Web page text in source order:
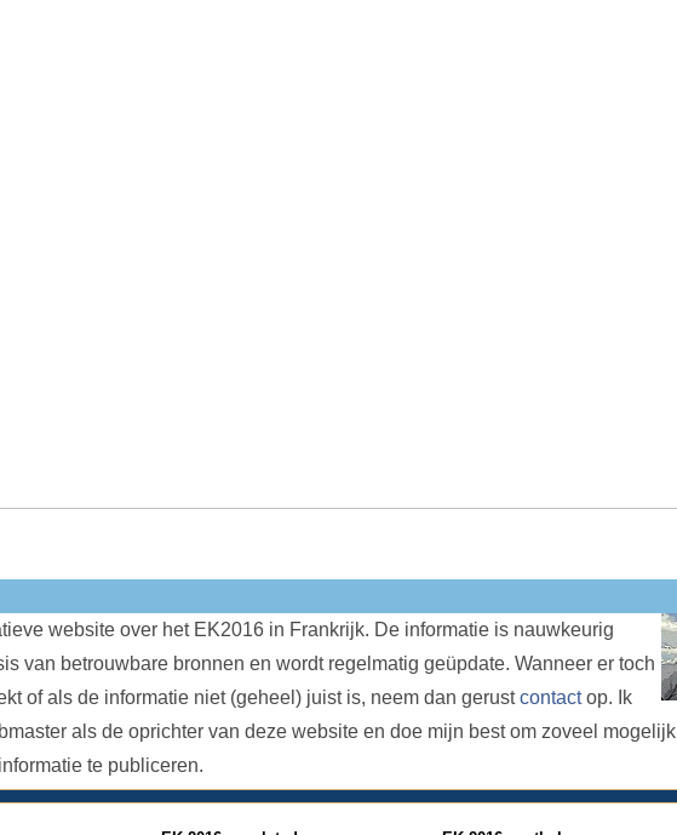
website over het EK2016 in Frankrijk. De informatie is nauwkeurig
van betrouwbare bronnen en wordt regelmatig geüpdate. Wanneer er toch
of als de informatie niet (geheel) juist is, neem dan gerustcontactop. Ik
als de oprichter van deze website en doe mijn best om zoveel mogelijk
te publiceren.